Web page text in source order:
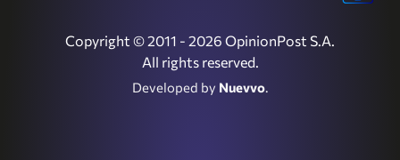
Copyright © 2011 - 2026 OpinionPost S.A.
All rights reserved.
Developed by Nuevvo.